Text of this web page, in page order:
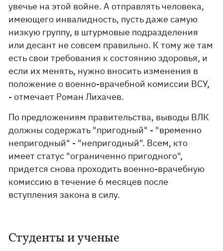
увечье на этой войне. А отправлять человека,
имеющего инвалидность, пусть даже самую
низкую группу, в штурмовые подразделения
или десант не совсем правильно. К тому же там
есть свои требования к состоянию здоровья, и
если их менять, нужно вносить изменения в
положение о военно-врачебной комиссии ВСУ,
- отмечает Роман Лихачев.
По предложениям правительства, выводы ВЛК
должны содержать "пригодный" - "временно
непригодный" - "непригодный". Всем, кто
имеет статус "ограниченно пригодного",
придется снова проходить военно-врачебную
комиссию в течение 6 месяцев после
вступления закона в силу.
Студенты и ученые